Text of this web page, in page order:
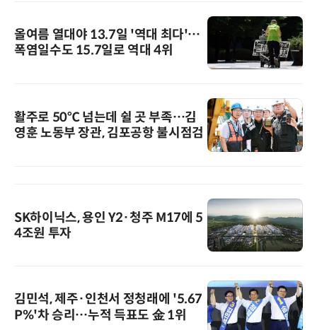
올여름 열대야 13.7일 '역대 최다'…
폭염일수도 15.7일로 역대 4위
활주로 50℃ 넘는데 쉴 곳 부족…김
영훈 노동부 장관, 김포공항 불시점검
SK하이닉스, 용인 Y2·청주 M17에 5
4조원 투자
김민석, 제주·인천서 정청래에 '5.67
P%'차 승리…누적 득표도 金 1위